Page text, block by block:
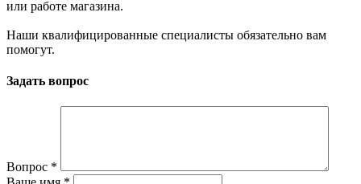
или работе магазина.
Наши квалифицированные специалисты обязательно вам
помогут.
Задать вопрос
Вопрос *